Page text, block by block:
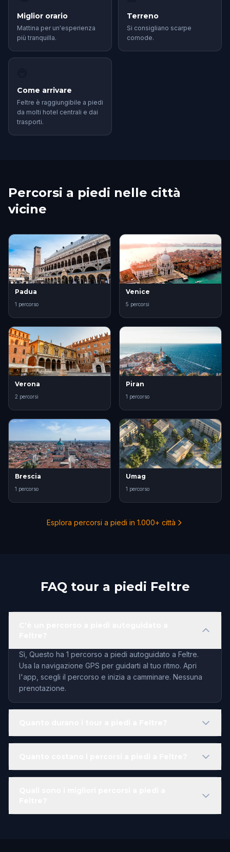
Miglior orario
Mattina per un'esperienza
più tranquilla.
Terreno
Si consigliano scarpe
comode.
Come arrivare
Feltre è raggiungibile a piedi
da molti hotel centrali e dai
trasporti.
Percorsi a piedi nelle città
vicine
Padua
1 percorso
Venice
5 percorsi
Verona
2 percorsi
Piran
1 percorso
Brescia
1 percorso
Umag
1 percorso
Esplora percorsi a piedi in 1.000+ città
FAQ tour a piedi Feltre
Sì, Questo ha 1 percorso a piedi autoguidato a Feltre.
Usa la navigazione GPS per guidarti al tuo ritmo. Apri
l'app, scegli il percorso e inizia a camminare. Nessuna
prenotazione.